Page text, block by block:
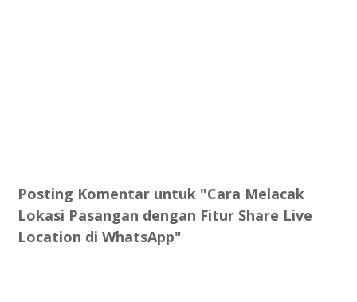
Posting Komentar untuk "Cara Melacak
Lokasi Pasangan dengan Fitur Share Live
Location di WhatsApp"